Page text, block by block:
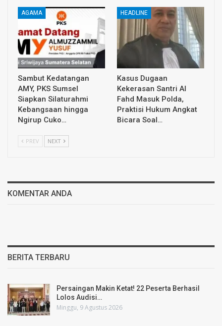
AGAMA
Sambut Kedatangan
AMY, PKS Sumsel
Siapkan Silaturahmi
Kebangsaan hingga
Ngirup Cuko…
HEADLINE
Kasus Dugaan
Kekerasan Santri Al
Fahd Masuk Polda,
Praktisi Hukum Angkat
Bicara Soal…
PREV NEXT
KOMENTAR ANDA
BERITA TERBARU
Persaingan Makin Ketat! 22 Peserta Berhasil
Lolos Audisi…
Minggu, 9 Agustus 2026